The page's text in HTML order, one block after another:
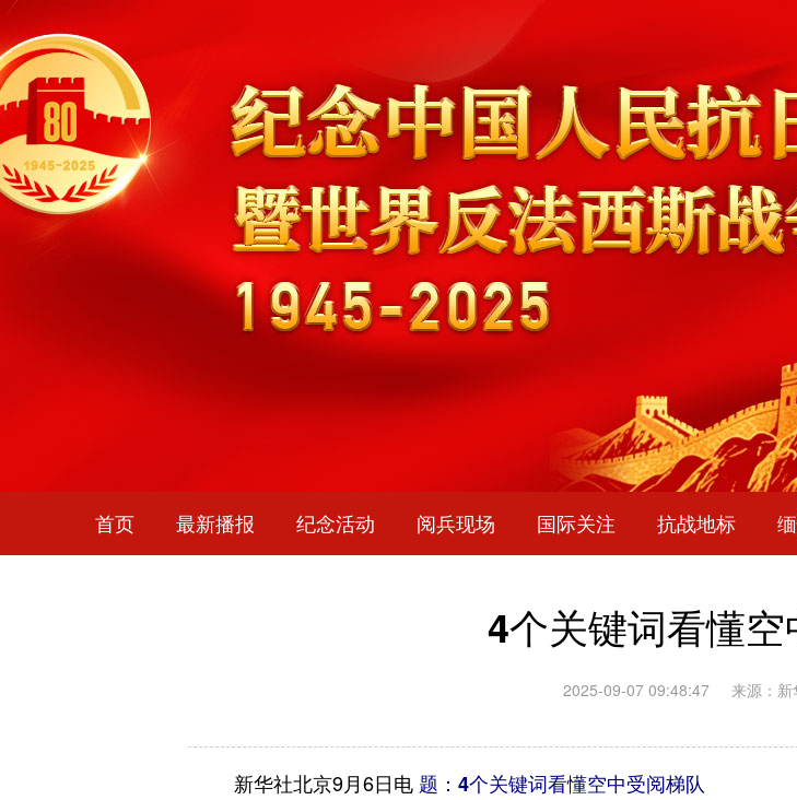
首页 最新播报 纪念活动 阅兵现场 国际关注 抗战地标
4个关键词看懂空
2025-09-07 09:48:47 来源：新
新华社北京9月6日电 题：4个关键词看懂空中受阅梯队